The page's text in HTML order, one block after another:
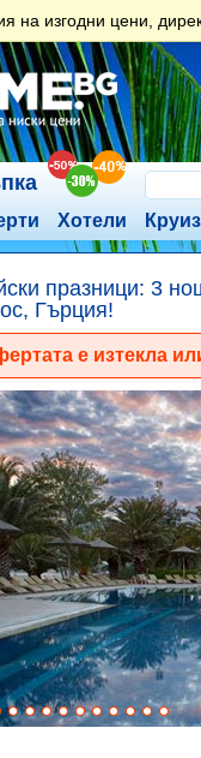
на изгодни цени,
Хотели
празници: 3
Гърция!
е изтекла